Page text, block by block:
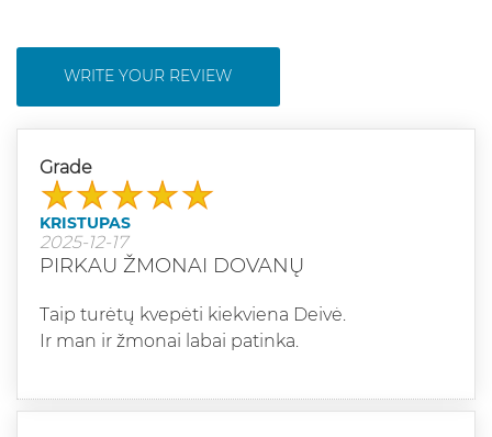
WRITE YOUR REVIEW
Grade
KRISTUPAS
2025-12-17
PIRKAU ŽMONAI DOVANŲ
Taip turėtų kvepėti kiekviena Deivė.
Ir man ir žmonai labai patinka.